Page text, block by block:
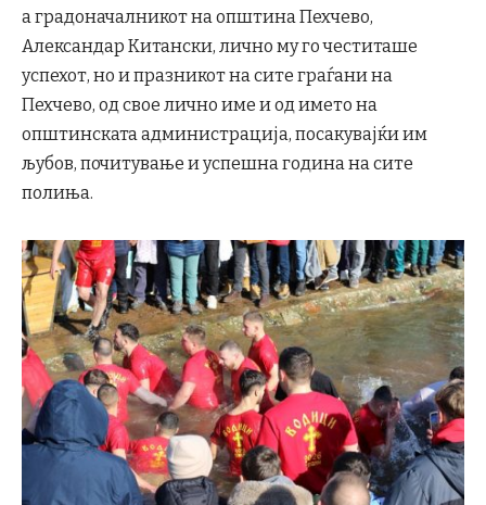
а градоначалникот на општина Пехчево,
Александар Китански, лично му го честиташе
успехот, но и празникот на сите граѓани на
Пехчево, од свое лично име и од името на
општинската администрација, посакувајќи им
љубов, почитување и успешна година на сите
полиња.